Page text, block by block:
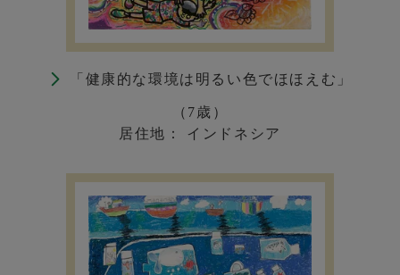
「健康的な環境は明るい色でほほえむ」
（7歳）
居住地： インドネシア